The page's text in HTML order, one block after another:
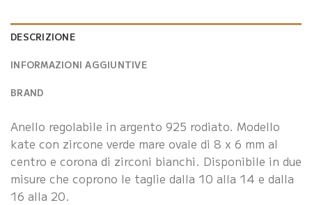
DESCRIZIONE
INFORMAZIONI AGGIUNTIVE
BRAND
Anello regolabile in argento 925 rodiato. Modello
kate con zircone verde mare ovale di 8 x 6 mm al
centro e corona di zirconi bianchi. Disponibile in due
misure che coprono le taglie dalla 10 alla 14 e dalla
16 alla 20.